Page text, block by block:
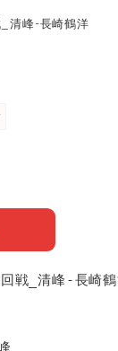
清峰-長崎鶴洋
戦_清峰-長崎